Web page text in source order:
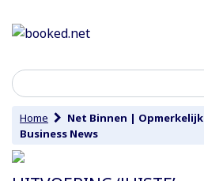
Home Net Binnen | Opmerkelijk
Business News